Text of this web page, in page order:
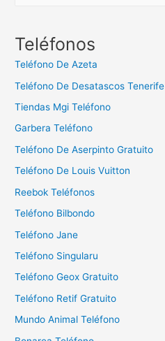
c
:
Teléfonos
Teléfono De Azeta
Teléfono De Desatascos Tenerife
Tiendas Mgi Teléfono
Garbera Teléfono
Teléfono De Aserpinto Gratuito
Teléfono De Louis Vuitton
Reebok Teléfonos
Teléfono Bilbondo
Teléfono Jane
Teléfono Singularu
Teléfono Geox Gratuito
Teléfono Retif Gratuito
Mundo Animal Teléfono